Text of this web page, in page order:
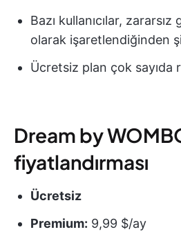
Bazı kullanıcılar,
olarak işaretlendiğinden
Ücretsiz plan çok sayıda
Dream by
fiyatlandırması
Ücretsiz
Premium: 9,99 $/ay